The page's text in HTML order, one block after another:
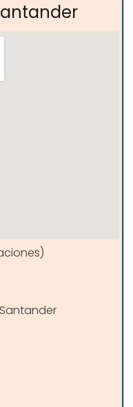
Santander